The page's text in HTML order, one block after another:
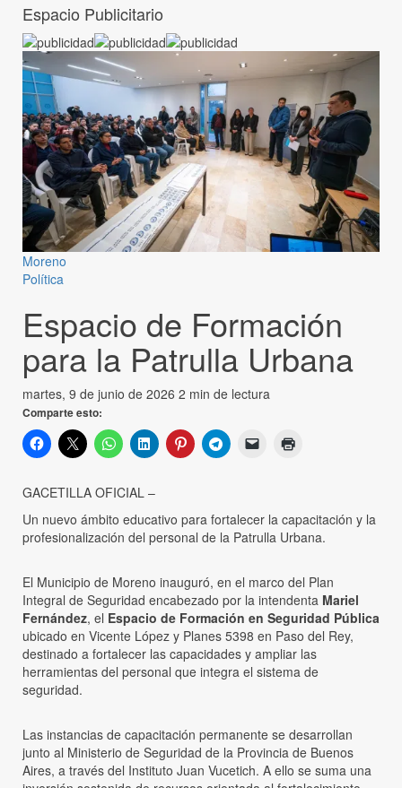
Espacio Publicitario
Moreno
Política
Espacio de Formación
para la Patrulla Urbana
martes, 9 de junio de 2026 2 min de lectura
Comparte esto:
GACETILLA OFICIAL –
Un nuevo ámbito educativo para fortalecer la capacitación y la
profesionalización del personal de la Patrulla Urbana.
El Municipio de Moreno inauguró, en el marco del Plan
Integral de Seguridad encabezado por la intendenta Mariel
Fernández, el Espacio de Formación en Seguridad Pública
ubicado en Vicente López y Planes 5398 en Paso del Rey,
destinado a fortalecer las capacidades y ampliar las
herramientas del personal que integra el sistema de
seguridad.
Las instancias de capacitación permanente se desarrollan
junto al Ministerio de Seguridad de la Provincia de Buenos
Aires, a través del Instituto Juan Vucetich. A ello se suma una